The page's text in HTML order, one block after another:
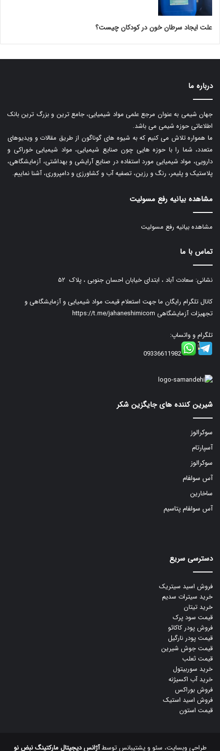
علت ایجاد سرطان خون در کودکان چیست؟
درباره ما
جهان شیمی به عنوان مرجع علمی مواد شیمیایی، جامع ترین و بزرگ ترین بانک
اطلاعاتی حوزه شیمی می باشد.
ما همواره تلاش می کنیم که به شیوه های گوناگون از طریق مقالات و ویدیوهای
متعدد، شما را با حوزه هایی چون صنایع شیمیایی، مواد شیمیایی خوراکی و
دارویی، مواد شیمیایی مورد استفاده در صنایع آرایشی و بهداشتی، آزمایشگاهی،
پلاستیک و پلیمر، رنگ و رزین، تصفیه آب و کشاورزی و دامپروری، آشنا نماییم.
مشاهده بیانیه رفع مسولیت
مشاهده بیانیه رفع مسولیت
تماس با ما
نشانی: سعادت آباد ، ابتدای خیابان احسان جنوبی ، پلاک ۵۲
کانال تلگرام رایگان ما جهت استعلام قیمت مواد شیمیایی و آزمایشگاهی و
تجهیزات آزمایشگاهی https://t.me/jahaneshimicom
تلگرام و واتساپ:
09336611982
شیرین کننده های جایگزین شکر
سوکرالوز
آسپارتام
سوکرالوز
آس سولفام
ساخارین
آس سولفام پتاسیم
دسترسی سریع
فروش اسید سیتریک
خرید سیترات سدیم
خرید تیتان
قیمت سود پرک
فروش پودر کاکائو
قیمت پودر نارگیل
قیمت جوش شیرین
قیمت ثعلب
خرید سوربیتول
خرید آب اکسیژنه
فروش بوراکس
فروش اسید استیک
قیمت استون
طراحی وبسایت، سئو و پشتیبانس توسطآژانس دیجیتال مارکتینگ نبض نو